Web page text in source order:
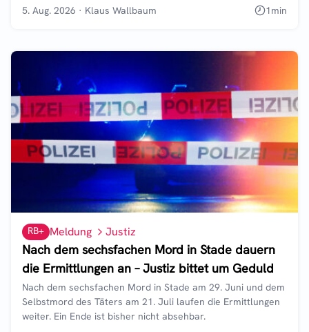
5. Aug. 2026 · Klaus Wallbaum 1min
RB+ Meldung Justiz
Nach dem sechsfachen Mord in Stade dauern
die Ermittlungen an – Justiz bittet um Geduld
Nach dem sechsfachen Mord in Stade am 29. Juni und dem
Selbstmord des Täters am 21. Juli laufen die Ermittlungen
weiter. Ein Ende ist bisher nicht absehbar.